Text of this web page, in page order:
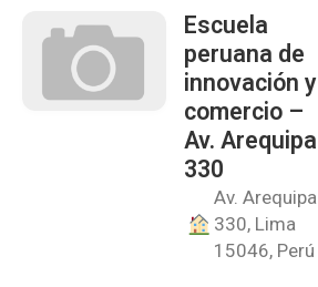
Escuela
peruana de
innovación y
comercio –
Av. Arequipa
330
Av. Arequipa
330, Lima
15046, Perú